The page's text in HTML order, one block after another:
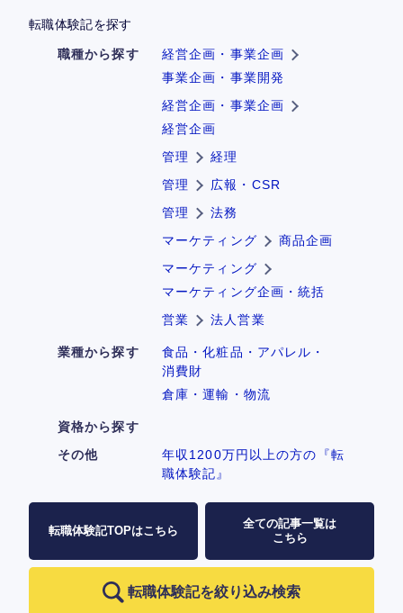
転職体験記を探す
職種から探す
経営企画・事業企画
事業企画・事業開発
経営企画・事業企画
経営企画
管理
経理
管理
広報・CSR
管理
法務
マーケティング
商品企画
マーケティング
マーケティング企画・統括
営業
法人営業
業種から探す
食品・化粧品・アパレル・
消費財
倉庫・運輸・物流
資格から探す
その他
年収1200万円以上の方の『転
職体験記』
転職体験記TOPはこちら
転職体験記を絞り込み検索
全ての記事一覧は
こちら